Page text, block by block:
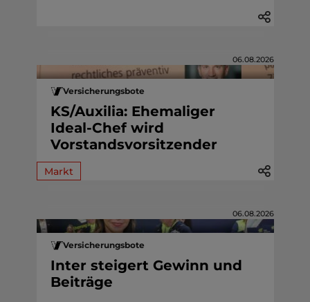
06.08.2026
Versicherungsbote
KS/Auxilia: Ehemaliger
Ideal-Chef wird
Vorstandsvorsitzender
Markt
06.08.2026
Versicherungsbote
Inter steigert Gewinn und
Beiträge